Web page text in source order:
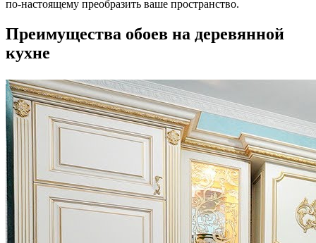
по-настоящему преобразить ваше пространство.
Преимущества обоев на деревянной
кухне